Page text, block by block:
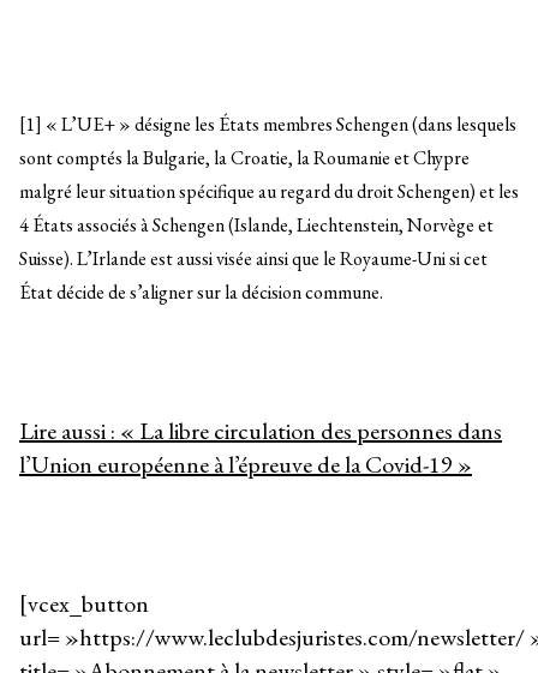
[1] « L’UE+ » désigne les États membres Schengen (dans lesquels
sont comptés la Bulgarie, la Croatie, la Roumanie et Chypre
malgré leur situation spécifique au regard du droit Schengen) et les
4 États associés à Schengen (Islande, Liechtenstein, Norvège et
Suisse). L’Irlande est aussi visée ainsi que le Royaume-Uni si cet
État décide de s’aligner sur la décision commune.
Lire aussi : « La libre circulation des personnes dans
l’Union européenne à l’épreuve de la Covid-19 »
[vcex_button
url= »https://www.leclubdesjuristes.com/newsletter/